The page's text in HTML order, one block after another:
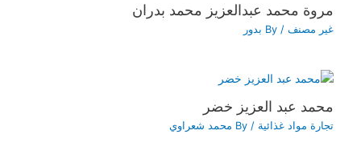
مروة محمد عبدالعزيز محمد بدران
غير مصنف / By بدور
محمد عبد العزيز خضر
تجارة مواد غذائية / By محمد شعراوي